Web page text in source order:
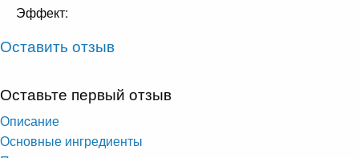
Эффект:
Оставить отзыв
Оставьте первый отзыв
Опиcание
Основные ингредиенты